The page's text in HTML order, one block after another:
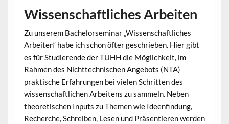
Wissenschaftliches Arbeiten
Zu unserem Bachelorseminar „Wissenschaftliches
Arbeiten“ habe ich schon öfter geschrieben. Hier gibt
es für Studierende der TUHH die Möglichkeit, im
Rahmen des Nichttechnischen Angebots (NTA)
praktische Erfahrungen bei vielen Schritten des
wissenschaftlichen Arbeitens zu sammeln. Neben
theoretischen Inputs zu Themen wie Ideenfindung,
Recherche, Schreiben, Lesen und Präsentieren werden